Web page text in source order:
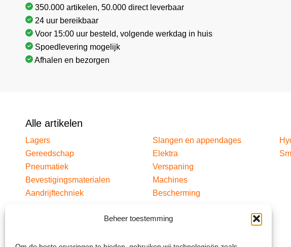
Beheer toestemming
350.000 artikelen, 50.000 direct leverbaar
24 uur bereikbaar
Voor 15:00 uur besteld, volgende werkdag in huis
Spoedlevering mogelijk
Afhalen en bezorgen
Alle artikelen
Lagers
Gereedschap
Pneumatiek
Bevestigingsmaterialen
Aandrijftechniek
Slangen en appendages
Elektra
Verspaning
Machines
Bescherming